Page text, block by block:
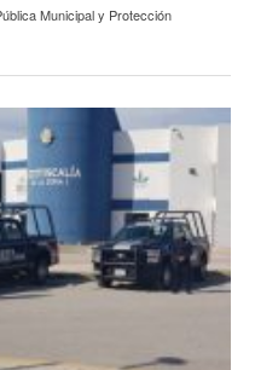
Municipal y Protección